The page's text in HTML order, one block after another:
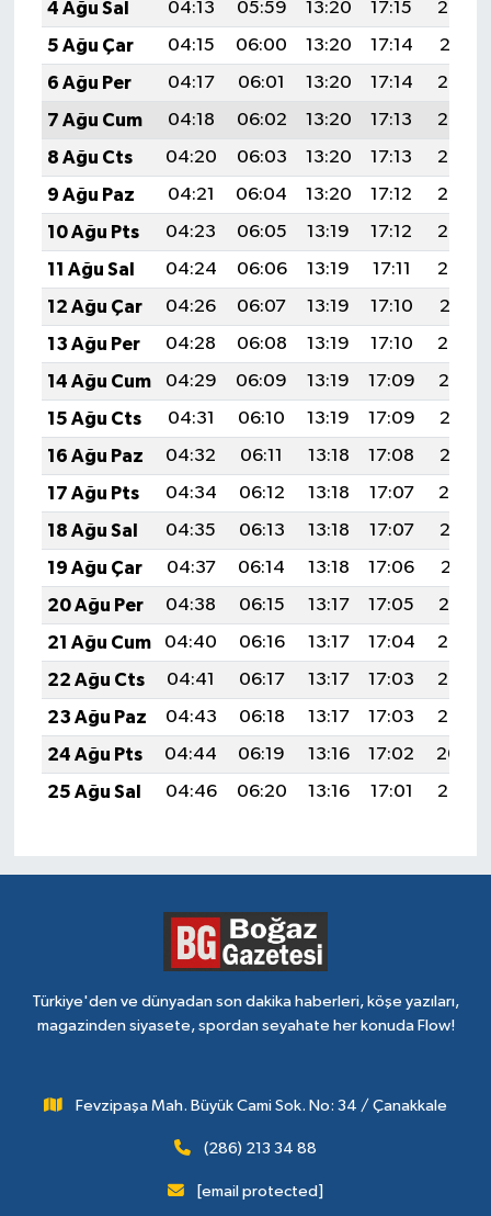
4 Ağu Sal
04:13 05:59 13:20 17:15
20:32
5 Ağu Çar
04:15 06:00 13:20 17:14
20:31
6 Ağu Per
04:17 06:01 13:20 17:14
20:29
7 Ağu Cum
04:18 06:02 13:20 17:13
20:28
8 Ağu Cts
04:20 06:03 13:20 17:13
20:27
9 Ağu Paz
04:21 06:04 13:20 17:12
20:25
10 Ağu Pts
04:23 06:05 13:19 17:12
20:24
11 Ağu Sal
04:24 06:06 13:19 17:11
20:23
12 Ağu Çar
04:26 06:07 13:19 17:10
20:21
13 Ağu Per
04:28 06:08 13:19 17:10
20:20
14 Ağu Cum
04:29 06:09 13:19 17:09
20:19
15 Ağu Cts
04:31 06:10 13:19 17:09
20:17
16 Ağu Paz
04:32 06:11 13:18 17:08
20:16
17 Ağu Pts
04:34 06:12 13:18 17:07
20:14
18 Ağu Sal
04:35 06:13 13:18 17:07
20:13
19 Ağu Çar
04:37 06:14 13:18 17:06
20:11
20 Ağu Per
04:38 06:15 13:17 17:05
20:10
21 Ağu Cum
04:40 06:16 13:17 17:04
20:08
22 Ağu Cts
04:41 06:17 13:17 17:03
20:07
23 Ağu Paz
04:43 06:18 13:17 17:03
20:05
24 Ağu Pts
04:44 06:19 13:16 17:02
20:04
25 Ağu Sal
04:46 06:20 13:16 17:01 20:02
Türkiye'den ve dünyadan son dakika haberleri, köşe yazıları,
magazinden siyasete, spordan seyahate her konuda Flow!
Fevzipaşa Mah. Büyük Cami Sok. No: 34 / Çanakkale
(286) 213 34 88
[email protected]